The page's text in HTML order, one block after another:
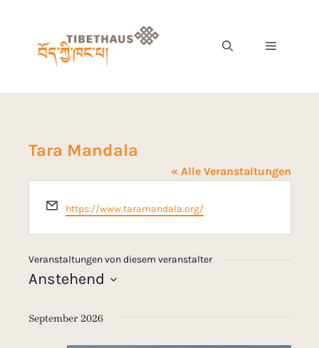
Tara Mandala
« Alle Veranstaltungen
E
m
a
l
https://www.taramandala.org/
Veranstaltungen von diesem veranstalter
Anstehend
a
September 2026